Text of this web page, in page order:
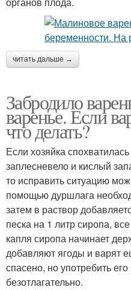
читать дальше →
Забродило
варенье. Если
что делать?
Если хозяйка
заплесневело и кислый
то исправить ситуацию
помощью дуршлага
затем в раствор
песка на 1 литр сиропа,
капля сиропа начинает
добавляют ягоды и варят
спасено, но употребить
безотлагательно.